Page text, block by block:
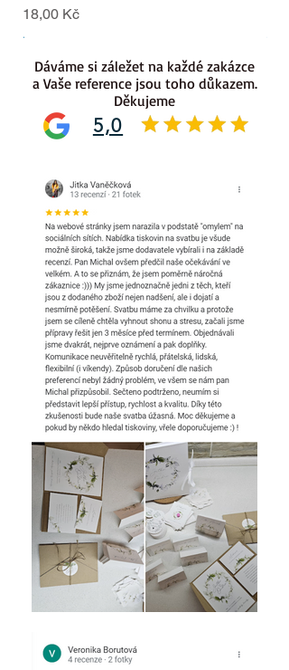
Cena
18,00 Kč
.
5,0
Dáváme si záležet na každé zakázce
a Vaše reference jsou toho důkazem.
Děkujeme